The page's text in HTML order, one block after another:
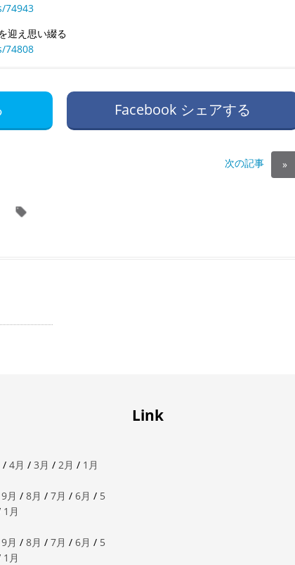
74943
迎え思い綴る
74808
Facebook シェアする
次の記事 »
/ 4月 / 3月 / 2月 / 1月
9月 / 8月 / 7月 / 6月 / 5
1月
9月 / 8月 / 7月 / 6月 / 5
1月
Link